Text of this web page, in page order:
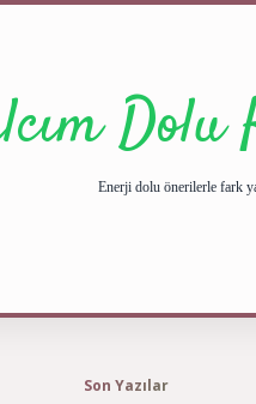
Enerji dolu önerilerle fark
Son Yazılar